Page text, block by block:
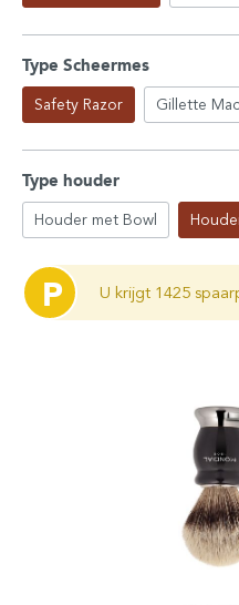
Type Scheermes
Safety Razor Gillette
Type houder
Houder met Bowl
P U krijgt 1425